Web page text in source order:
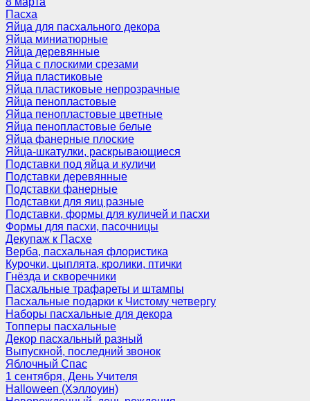
Пасха
Яйца для пасхального декора
Яйца миниатюрные
Яйца деревянные
Яйца с плоскими срезами
Яйца пластиковые
Яйца пластиковые непрозрачные
Яйца пенопластовые
Яйца пенопластовые цветные
Яйца пенопластовые белые
Яйца фанерные плоские
Яйца-шкатулки, раскрывающиеся
Подставки под яйца и куличи
Подставки деревянные
Подставки фанерные
Подставки для яиц разные
Подставки, формы для куличей и пасхи
Формы для пасхи, пасочницы
Декупаж к Пасхе
Верба, пасхальная флористика
Курочки, цыплята, кролики, птички
Гнёзда и скворечники
Пасхальные трафареты и штампы
Пасхальные подарки к Чистому четвергу
Наборы пасхальные для декора
Топперы пасхальные
Декор пасхальный разный
Выпускной, последний звонок
Яблочный Спас
1 сентября, День Учителя
Halloween (Хэллоуин)